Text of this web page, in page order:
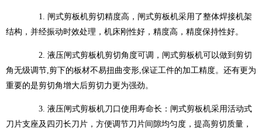
1. 闸式剪板机剪切精度高，闸式剪板机采用了整体焊接机架
结构，并经振动时效处理，机床刚性好，精度高，精度保持性好。
2. 液压闸式剪板机剪切角度可调，闸式剪板机可以做到剪切
角无级调节,剪下的板材不易扭曲变形,保证工件的加工精度。还有更为
重要的是剪切角增大后剪切力更为强劲。
3. 液压闸式剪板机刀口使用寿命长：闸式剪板机采用活动式
刀片支座及四刃长刀片，方便调节刀片间隙均匀度，提高剪切质量，